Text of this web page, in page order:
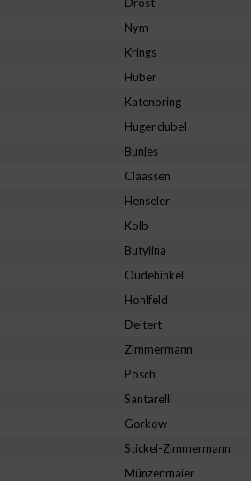
Nym
Krings
Huber
Katenbring
Hugendubel
Bunjes
Claassen
Henseler
Kolb
Butylina
Oudehinkel
Hohlfeld
Deitert
Zimmermann
Posch
Santarelli
Gorkow
Stickel-Zimmermann
Münzenmaier
von Inhalten
oder Kombinationen von Daten aus